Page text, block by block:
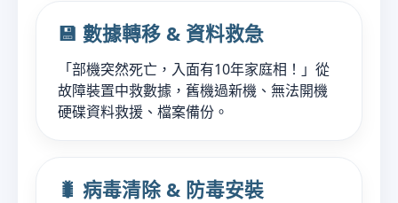
💾 數據轉移 & 資料救急
「部機突然死亡，入面有10年家庭相！」從
故障裝置中救數據，舊機過新機、無法開機
硬碟資料救援、檔案備份。
🐛 病毒清除 & 防毒安裝